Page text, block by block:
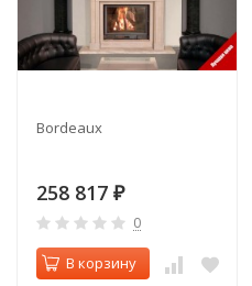
Bordeaux
258 817 ₽
0
В корзину